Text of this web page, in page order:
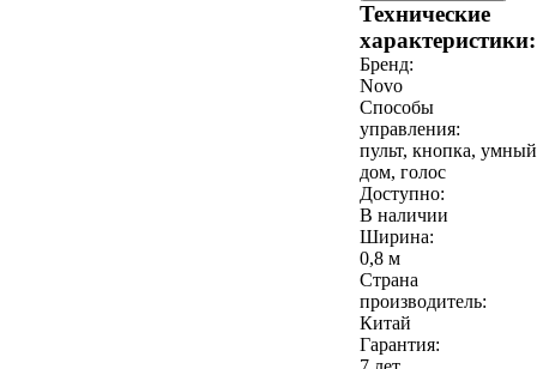
Технические
характеристики:
Бренд:
Novo
Способы
управления:
пульт, кнопка, умный
дом, голос
Доступно:
В наличии
Ширина:
0,8 м
Страна
производитель:
Китай
Гарантия: